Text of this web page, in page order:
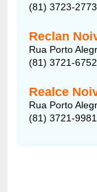
(81) 3723-2773
Reclan
Rua Porto
(81) 3721-6752
Realce
Rua Porto
(81) 3721-9981